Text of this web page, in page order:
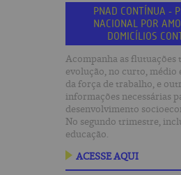
PNAD CONTÍNUA -
NACIONAL POR
DOMICÍLIOS
Acompanha as flutuações
evolução, no curto, médio
da força de trabalho, e
informações necessárias
desenvolvimento
No segundo trimestre,
educação.
ACESSE AQUI